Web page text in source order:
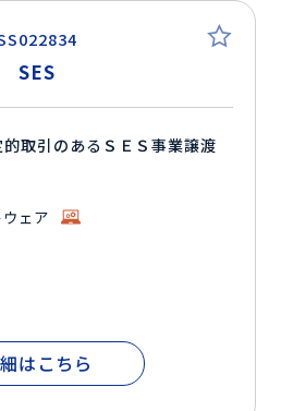
SES
取引のあるＳＥＳ事業譲渡
ェア
はこちら